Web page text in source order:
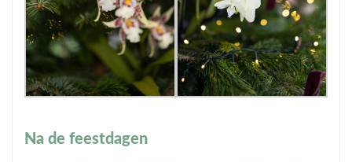
Na de feestdagen